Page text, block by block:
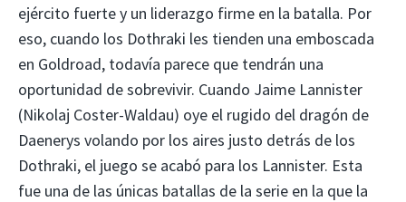
ejército fuerte y un liderazgo firme en la batalla. Por
eso, cuando los Dothraki les tienden una emboscada
en Goldroad, todavía parece que tendrán una
oportunidad de sobrevivir. Cuando Jaime Lannister
(Nikolaj Coster-Waldau) oye el rugido del dragón de
Daenerys volando por los aires justo detrás de los
Dothraki, el juego se acabó para los Lannister. Esta
fue una de las únicas batallas de la serie en la que la